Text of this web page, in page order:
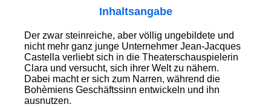
Inhaltsangabe
Der zwar steinreiche, aber völlig ungebildete und
nicht mehr ganz junge Unternehmer Jean-Jacques
Castella verliebt sich in die Theaterschauspielerin
Clara und versucht, sich ihrer Welt zu nähern.
Dabei macht er sich zum Narren, während die
Bohèmiens Geschäftssinn entwickeln und ihn
ausnutzen.